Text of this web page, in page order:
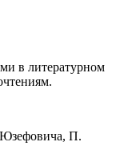
в литературном
Юзефовича, П.